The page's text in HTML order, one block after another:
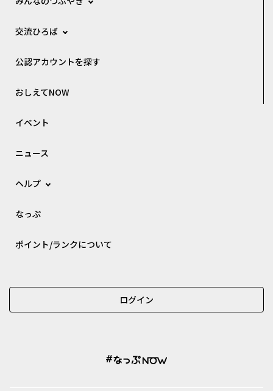
交流ひろば
公認アカウントを探す
おしえてNOW
イベント
ニュース
ヘルプ
なっぷ
ポイント/ランクについて
ログイン